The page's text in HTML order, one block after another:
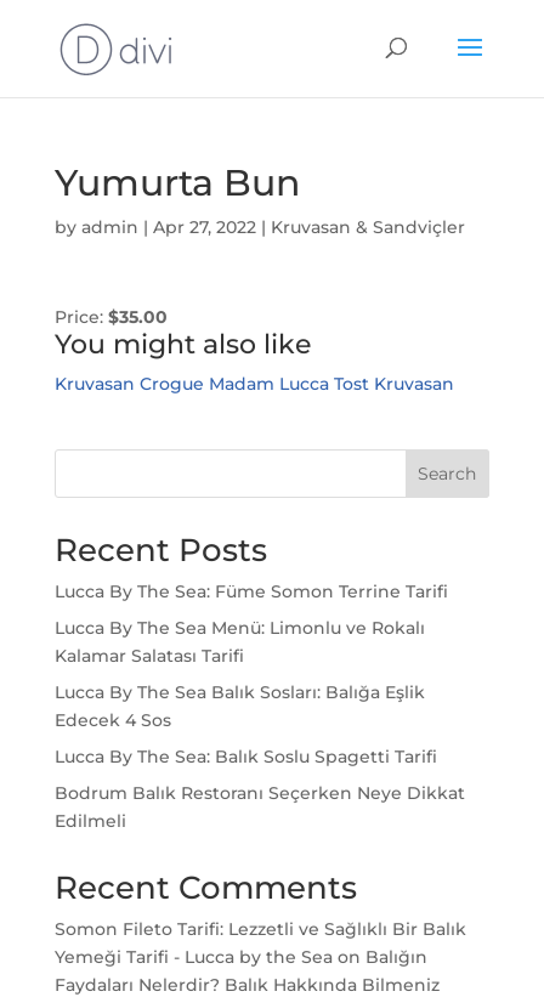
Yumurta Bun
by admin | Apr 27, 2022| Kruvasan & Sandviçler
Price: $35.00
You might also like
Kruvasan Crogue Madam Lucca Tost Kruvasan
Search
Recent Posts
Lucca By The Sea: Füme Somon Terrine Tarifi
Lucca By The Sea Menü: Limonlu ve Rokalı
Kalamar Salatası Tarifi
Lucca By The Sea Balık Sosları: Balığa Eşlik
Edecek 4 Sos
Lucca By The Sea: Balık Soslu Spagetti Tarifi
Bodrum Balık Restoranı Seçerken Neye Dikkat
Edilmeli
Recent Comments
Somon Fileto Tarifi: Lezzetli ve Sağlıklı Bir Balık
Yemeği Tarifi - Lucca by the Seaon Balığın
Faydaları Nelerdir? Balık Hakkında Bilmeniz